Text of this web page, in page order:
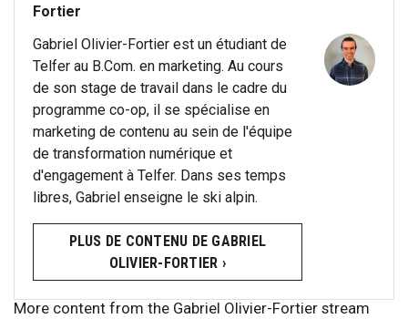
Fortier
Gabriel Olivier-Fortier est un étudiant de
Telfer au B.Com. en marketing. Au cours
de son stage de travail dans le cadre du
programme co-op, il se spécialise en
marketing de contenu au sein de l'équipe
de transformation numérique et
d'engagement à Telfer. Dans ses temps
libres, Gabriel enseigne le ski alpin.
PLUS DE CONTENU DE GABRIEL
OLIVIER-FORTIER ›
More content from the Gabriel Olivier-Fortier stream